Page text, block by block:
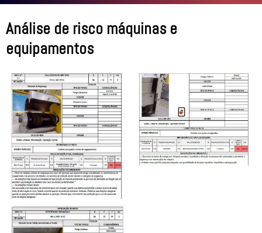
Análise de risco máquinas e
equipamentos